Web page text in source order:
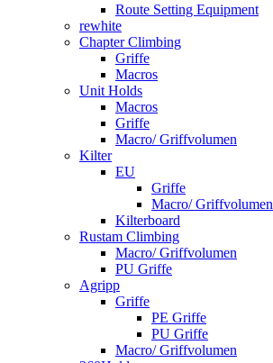
Route Setting Equipment
rewhite
Chapter Climbing
Griffe
Macros
Unit Holds
Macros
Griffe
Macro/ Griffvolumen
Kilter
EU
Griffe
Macro/ Griffvolumen
Kilterboard
Rustam Climbing
Macro/ Griffvolumen
PU Griffe
Agripp
Griffe
PE Griffe
PU Griffe
Macro/ Griffvolumen